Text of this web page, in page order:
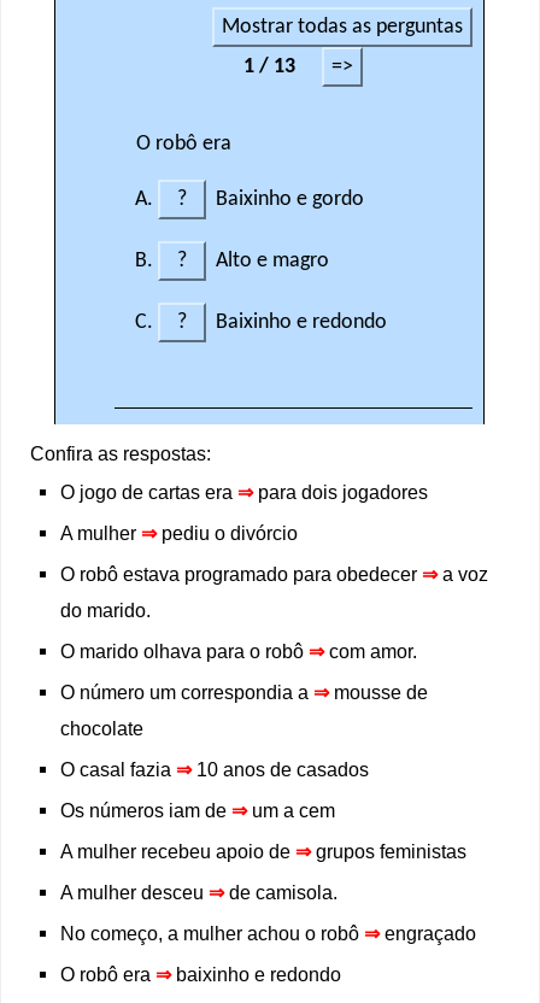
Confira as respostas:
O jogo de cartas era ⇒para dois jogadores
A mulher ⇒pediu o divórcio
O robô estava programado para obedecer ⇒a voz
do marido.
O marido olhava para o robô ⇒com amor.
O número um correspondia a ⇒mousse de
chocolate
O casal fazia ⇒10 anos de casados
Os números iam de ⇒um a cem
A mulher recebeu apoio de ⇒grupos feministas
A mulher desceu ⇒de camisola.
No começo, a mulher achou o robô ⇒engraçado
O robô era ⇒baixinho e redondo